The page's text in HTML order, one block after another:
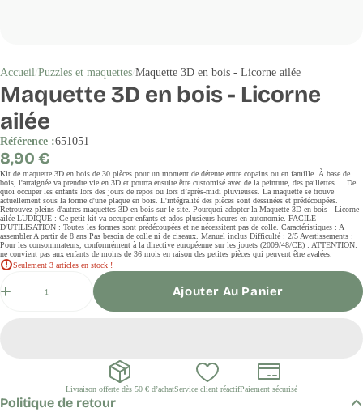
Accueil Puzzles et maquettes Maquette 3D en bois - Licorne ailée
Maquette 3D en bois - Licorne
ailée
Référence :651051
Prix
régulier
8,90 €
Kit de maquette 3D en bois de 30 pièces pour un moment de détente entre copains ou en famille. À base de
bois, l'arraignée va prendre vie en 3D et pourra ensuite être customisé avec de la peinture, des paillettes ... De
quoi occuper les enfants lors des jours de repos ou lors d’après-midi pluvieuses. La maquette se trouve
actuellement sous la forme d'une plaque en bois. L'intégralité des pièces sont dessinées et prédécoupées.
Retrouvez pleins d'autres maquettes 3D en bois sur le site. Pourquoi adopter la Maquette 3D en bois - Licorne
ailée LUDIQUE : Ce petit kit va occuper enfants et ados plusieurs heures en autonomie. FACILE
D'UTILISATION : Toutes les formes sont prédécoupées et ne nécessitent pas de colle. Caractéristiques : A
assembler A partir de 8 ans Pas besoin de colle ni de ciseaux. Manuel inclus Difficulté : 2/5 Avertissements :
Pour les consommateurs, conformément à la directive européenne sur les jouets (2009/48/CE) : ATTENTION:
ne convient pas aux enfants de moins de 36 mois en raison des petites pièces qui peuvent être avalées.
Seulement 3 articles en stock !
Ajouter Au Panier
Livraison offerte dès 50 € d’achatService client réactifPaiement sécurisé
Politique de retour